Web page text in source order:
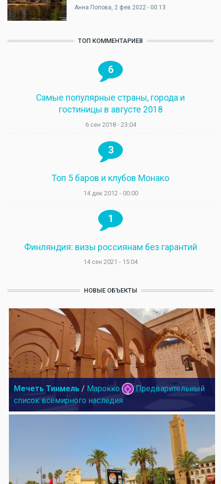
Анна Попова, 2 фев 2022 - 00:13
ТОП КОММЕНТАРИЕВ
6
Самые популярные страны, города и
гостиницы в августе 2018
6 сен 2018 - 23:04
3
Топ 5 баров и клубов Монако
14 дек 2012 - 00:00
1
Финляндия: визы россиянам без гарантий
14 сен 2021 - 15:04
НОВЫЕ ОБЪЕКТЫ
Мечеть Тинмель / Марокко
Предварительный
список всемирного наследия